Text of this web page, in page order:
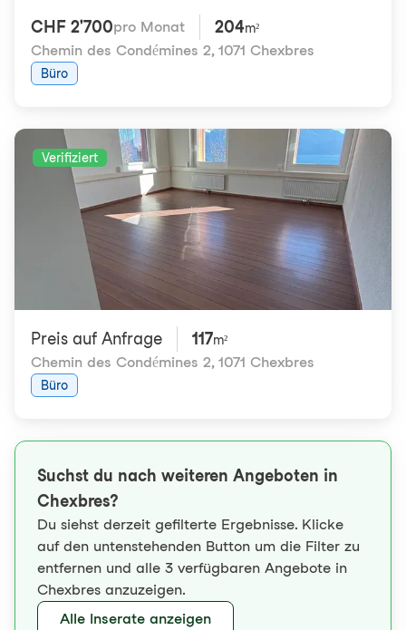
CHF 2'700pro Monat 204m²
Chemin des Condémines 2, 1071 Chexbres
Büro
Verifiziert
Preis auf Anfrage 117m²
Chemin des Condémines 2, 1071 Chexbres
Büro
Suchst du nach weiteren Angeboten in
Chexbres?
Du siehst derzeit gefilterte Ergebnisse. Klicke
auf den untenstehenden Button um die Filter zu
entfernen und alle 3 verfügbaren Angebote in
Chexbres anzuzeigen.
Alle Inserate anzeigen